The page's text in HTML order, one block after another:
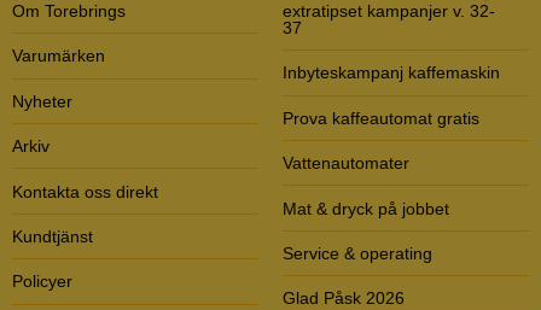
Om Torebrings
Varumärken
Nyheter
Arkiv
Kontakta oss direkt
Kundtjänst
Policyer
extratipset kampanjer v. 32-
37
Inbyteskampanj kaffemaskin
Prova kaffeautomat gratis
Vattenautomater
Mat & dryck på jobbet
Service & operating
Glad Påsk 2026